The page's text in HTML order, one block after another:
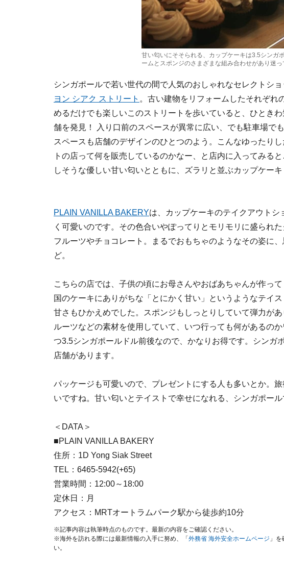
甘い匂いにそそられる、カップケーキは3.5シンガ
ームとスポンジのさまざまな組み合わせがあり迷っ
シンガポールで若い世代の間で人気のおしゃれなセレクトショ
ヨン シアク ストリート 。古い建物をリフォームしたそれぞれ
めるだけでも楽しいこのストリートを歩いていると、ひとき
舗を発見！ 入り口前のスペースが異常に広い、でも駐車場で
スペースも店舗のデザインのひとつのよう。こんなゆったり
トの店って何を販売しているのかなー、と店内に入ってみる
しそうな優しい甘い匂いとともに、ズラリと並ぶカップケーキ
PLAIN VANILLA BAKERYは、カップケーキのテイクアウト
く可愛いのです。その色合いやぽってりとモリモリに盛られ
フルーツやチョコレート。まるでおもちゃのようなその姿に
ど。
こちらの店では、子供の頃にお母さんやおばあちゃんが作っ
国のケーキにありがちな「とにかく甘い」というようなテイ
甘さもひかえめでした。スポンジもしっとりしていて弾力が
ルーツなどの素材を使用していて、いつ行っても何があるの
つ3.5シンガポールドル前後なので、かなりお得です。シンガ
店舗があります。
パッケージも可愛いので、プレゼントにする人も多いとか。
いですね。甘い匂いとテイストで幸せになれる、シンガポー
＜DATA＞
■PLAIN VANILLA BAKERY
住所：1D Yong Siak Street
TEL：6465-5942(+65)
営業時間：12:00～18:00
定休日：月
アクセス：MRTオートラムパーク駅から徒歩約10分
※記事内容は執筆時点のものです。最新の内容をご確認ください。
※海外を訪れる際には最新情報の入手に努め、「 外務省 海外安全ホームページ 」
い。